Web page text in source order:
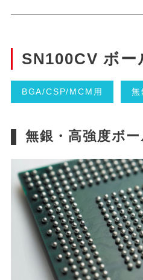
SN100CV ボー
BGA/CSP/MCM用 無
無銀・高強度ボ